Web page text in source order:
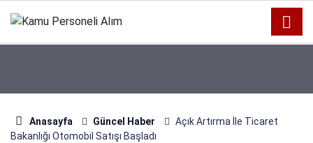
Anasayfa Güncel Haber
Açık Artırma İle Ticaret
Bakanlığı Otomobil Satışı Başladı